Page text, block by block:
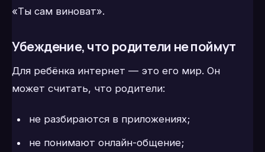
«Ты сам виноват».
Убеждение, что родители не поймут
Для ребёнка интернет — это его мир. Он
может считать, что родители:
не разбираются в приложениях;
не понимают онлайн-общение;